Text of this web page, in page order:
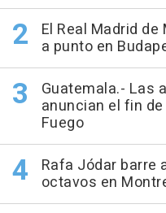
El Real Madrid
a punto en
Guatemala.- Las
anuncian el fin
Fuego
Rafa Jódar barre
octavos en